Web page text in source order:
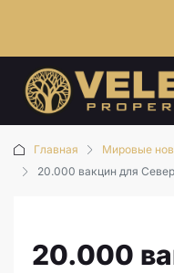
Главная
Мировые
20.000 вакцин для
20.000